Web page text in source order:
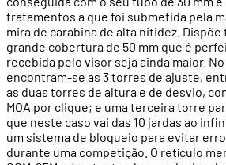
tratamentos a que foi submetida pela
mira de carabina de alta nitidez. Dispõe
grande cobertura de 50 mm que é
recebida pelo visor seja ainda maior.
encontram-se as 3 torres de ajuste,
as duas torres de altura e de desvio,
MOA por clique; e uma terceira torre
que neste caso vai das 10 jardas ao
um sistema de bloqueio para evitar
durante uma competição. O retículo